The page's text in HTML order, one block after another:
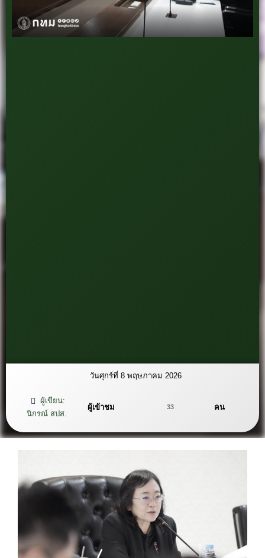
วันศุกร์ที่ 8 พฤษภาคม 2026
ผู้เขียน:
นิกรณ์ สปส.
ผู้เข้าชม 33 คน